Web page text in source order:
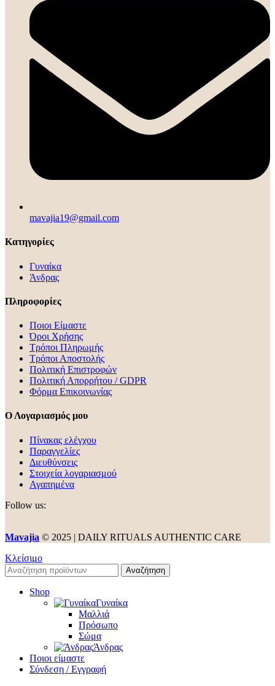
mavajia19@gmail.com
Κατηγορίες
Γυναίκα
Άνδρας
Πληροφορίες
Ποιοι Είμαστε
Όροι Χρήσης
Τρόποι Πληρωμής
Τρόποι Αποστολής
Πολιτική Επιστροφών
Πολιτική Απορρήτου / GDPR
Φόρμα Επικοινωνίας
Ο Λογαριασμός μου
Πίνακας ελέγχου
Παραγγελίες
Διευθύνσεις
Στοιχεία λογαριασμού
Αγαπημένα
Follow us:
Mavajia © 2025 | DAILY RITUALS AUTHENTIC CARE
Κλείσιμο
Αναζήτηση
Shop
Γυναίκα
Μαλλιά
Πρόσωπο
Σώμα
Άνδρας
Ποιοι είμαστε
Σύνδεση / Εγγραφή